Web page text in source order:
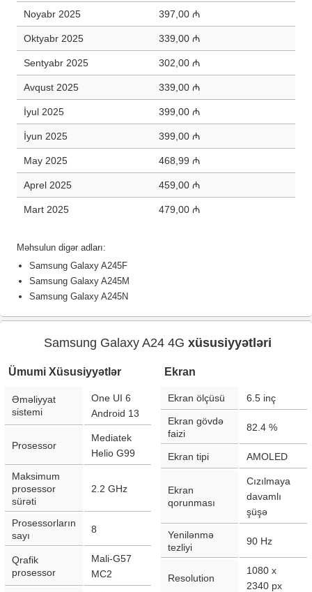
Noyabr 2025 397,00 ₼
Oktyabr 2025 339,00 ₼
Sentyabr 2025 302,00 ₼
Avqust 2025 339,00 ₼
İyul 2025 399,00 ₼
İyun 2025 399,00 ₼
May 2025 468,99 ₼
Aprel 2025 459,00 ₼
Mart 2025 479,00 ₼
Məhsulun digər adları:
Samsung Galaxy A245F
Samsung Galaxy A245M
Samsung Galaxy A245N
Samsung Galaxy A24 4G xüsusiyyətləri
Ümumi Xüsusiyyətlər
Əməliyyat
sistemi
One UI 6
Android 13
Prosessor
Mediatek
Helio G99
Maksimum
prosessor
sürəti
2.2 GHz
Prosessorların
sayı
8
Qrafik
prosessor
Mali-G57
MC2
Ekran
Ekran ölçüsü 6.5 inç
Ekran gövdə
faizi
82.4 %
Ekran tipi AMOLED
Ekran
qorunması
Cızılmaya
davamlı
şüşə
Yenilənmə
tezliyi
90 Hz
Resolution
1080 x
2340 px